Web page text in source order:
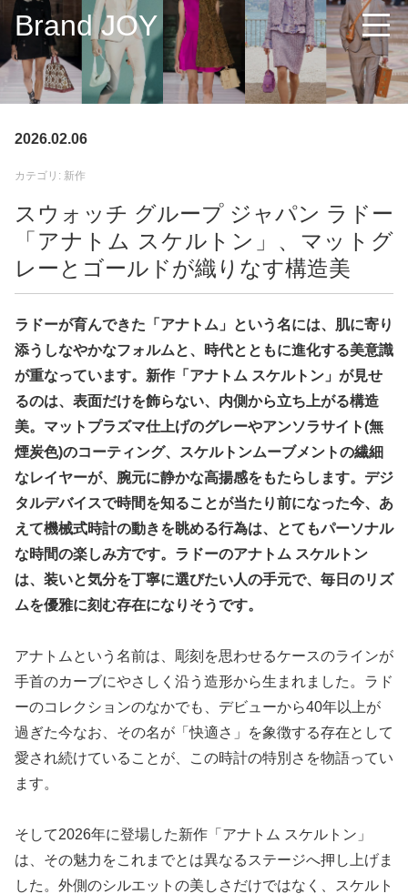
Brand JOY
2026.02.06
カテゴリ: 新作
スウォッチ グループ ジャパン ラドー
「アナトム スケルトン」、マットグ
レーとゴールドが織りなす構造美
ラドーが育んできた「アナトム」という名には、肌に寄り
添うしなやかなフォルムと、時代とともに進化する美意識
が重なっています。新作「アナトム スケルトン」が見せ
るのは、表面だけを飾らない、内側から立ち上がる構造
美。マットプラズマ仕上げのグレーやアンソラサイト(無
煙炭色)のコーティング、スケルトンムーブメントの繊細
なレイヤーが、腕元に静かな高揚感をもたらします。デジ
タルデバイスで時間を知ることが当たり前になった今、あ
えて機械式時計の動きを眺める行為は、とてもパーソナル
な時間の楽しみ方です。ラドーのアナトム スケルトン
は、装いと気分を丁寧に選びたい人の手元で、毎日のリズ
ムを優雅に刻む存在になりそうです。
アナトムという名前は、彫刻を思わせるケースのラインが
手首のカーブにやさしく沿う造形から生まれました。ラド
ーのコレクションのなかでも、デビューから40年以上が
過ぎた今なお、その名が「快適さ」を象徴する存在として
愛され続けていることが、この時計の特別さを物語ってい
ます。
そして2026年に登場した新作「アナトム スケルトン」
は、その魅力をこれまでとは異なるステージへ押し上げま
した。外側のシルエットの美しさだけではなく、スケルト